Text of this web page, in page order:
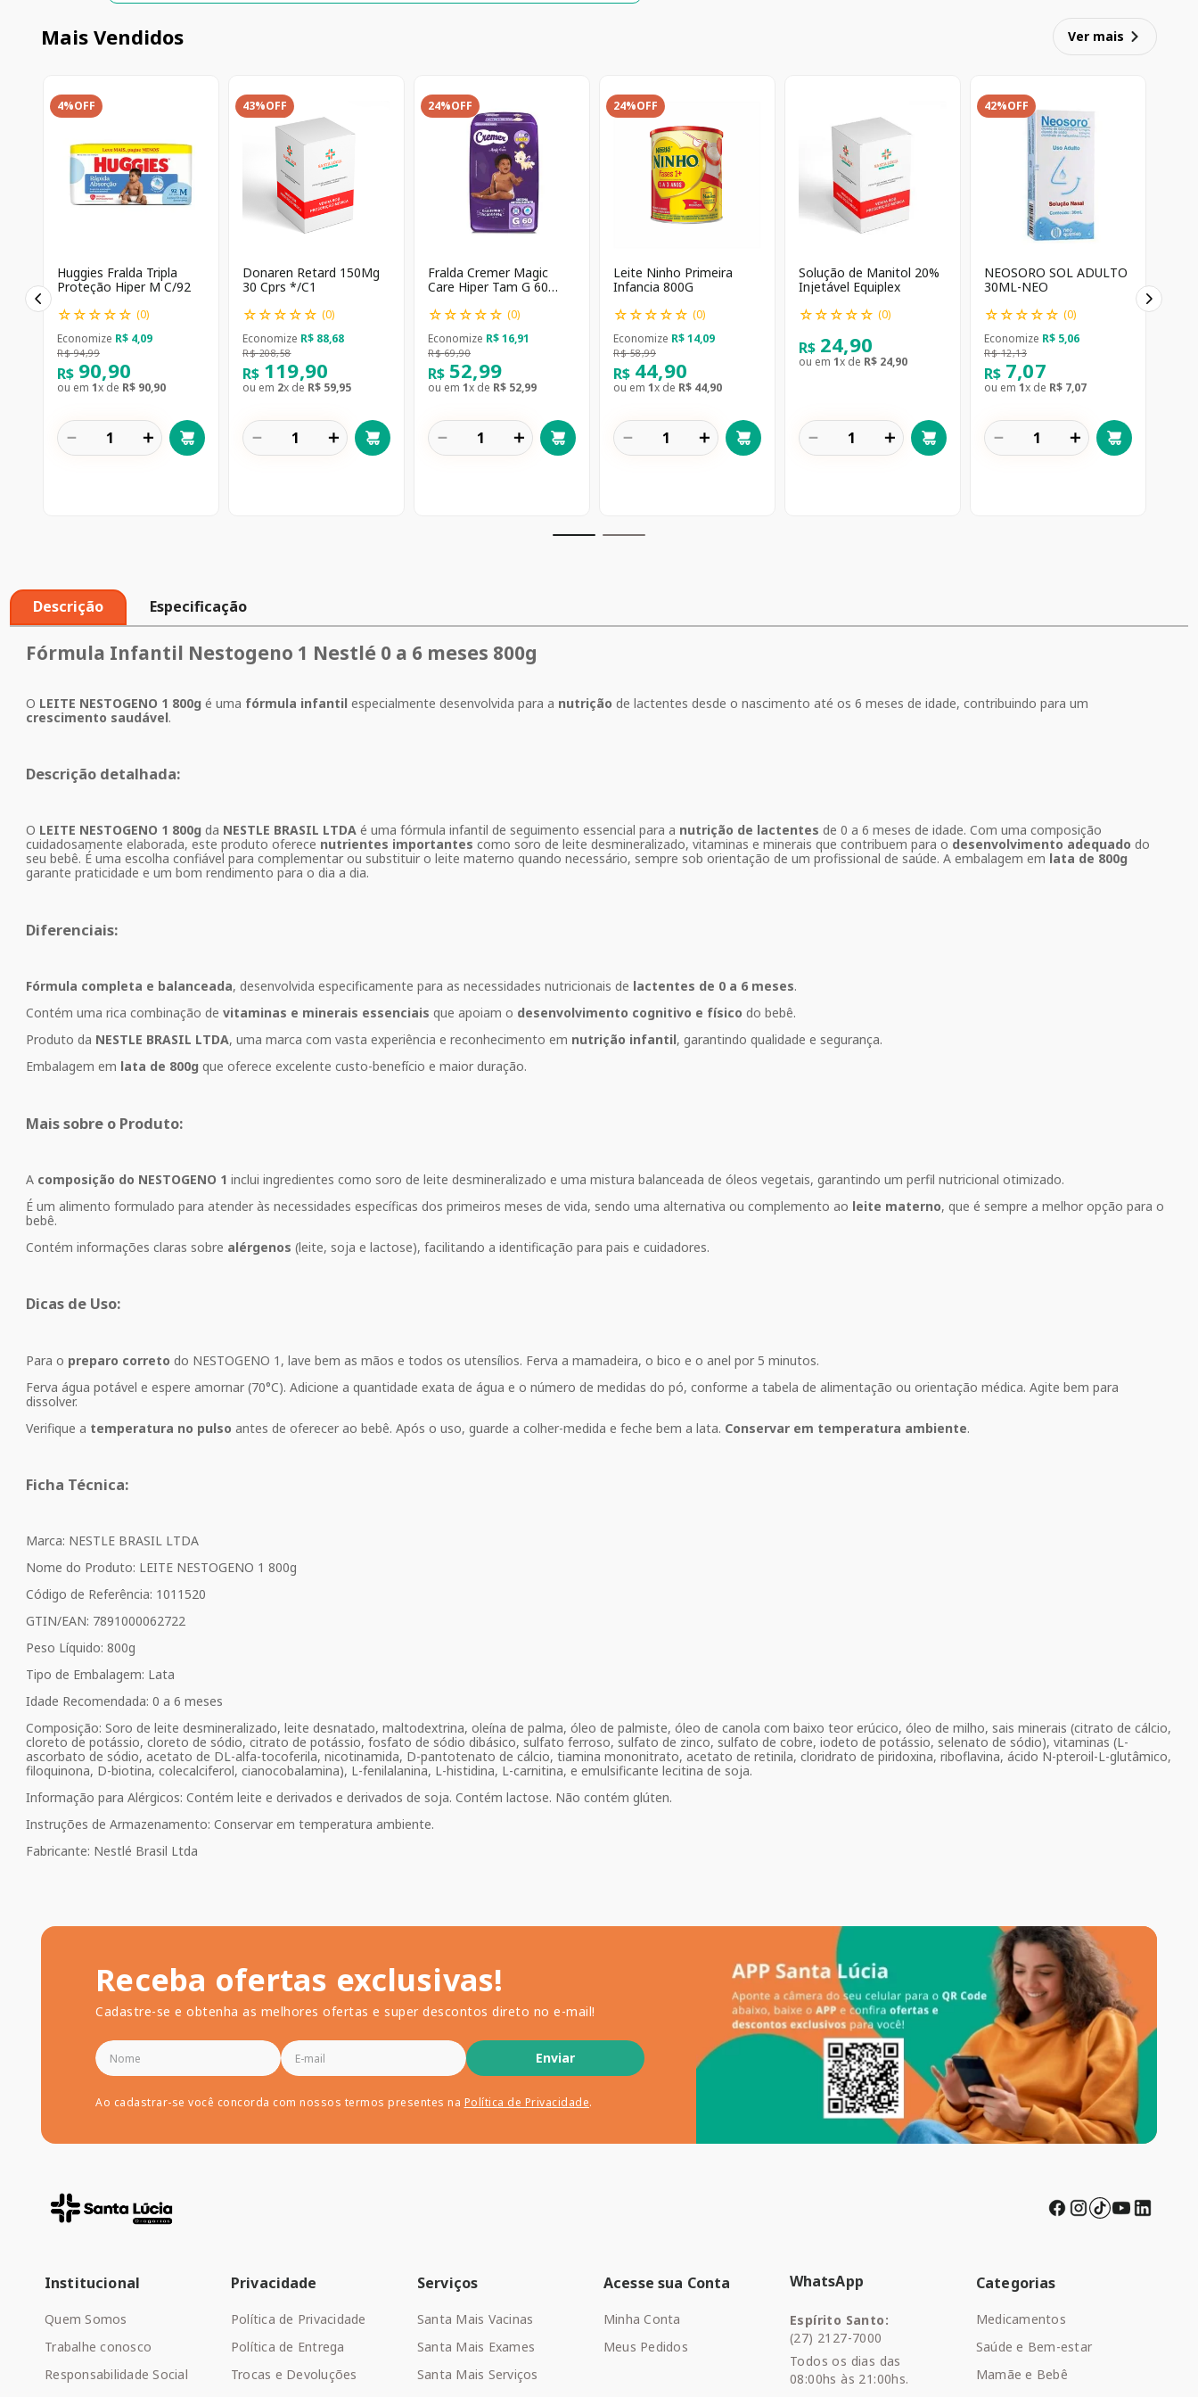
Mais Vendidos Ver mais
4%OFF
Huggies Fralda Tripla
Proteção Hiper M C/92
☆☆☆☆☆ (0)
Economize R$ 4,09
R$ 94,99
R$ 90,90
ou em 1x de R$ 90,90
＋
－
43%OFF
Donaren Retard 150Mg
30 Cprs */C1
☆☆☆☆☆ (0)
Economize R$ 88,68
R$ 208,58
R$ 119,90
ou em 2x de R$ 59,95
＋
－
24%OFF
Fralda Cremer Magic
Care Hiper Tam G 60
☆☆☆☆☆ (0)
Economize R$16,91
R$ 69,90
R$ 52,99
ou em 1x de R$ 52,99
＋
－
24%OFF
Leite Ninho Primeira
Infancia 800G
☆☆☆☆☆ (0)
Economize R$14,09
R$ 58,99
R$ 44,90
ou em 1x de R$ 44,90
＋
－
Solução de Manitol 20%
Injetável Equiplex
☆☆☆☆☆ (0)
R$ 24,90
ou em 1x de R$ 24,90
＋
－
42%OFF
NEOSORO SOL ADULTO
30ML-NEO
☆☆☆☆☆ (0)
Economize R$ 5,06
R$ 12,13
R$ 7,07
ou em 1x de R$ 7,07
＋
－
Descrição Especificação
Fórmula Infantil Nestogeno 1 Nestlé 0 a 6 meses 800g
O LEITE NESTOGENO 1 800g é uma fórmula infantil especialmente desenvolvida para a nutrição de lactentes desde o nascimento até os 6 meses de idade, contribuindo para um
crescimento saudável.
Descrição detalhada:
O LEITE NESTOGENO 1 800g da NESTLE BRASIL LTDA é uma fórmula infantil de seguimento essencial para a nutrição de lactentes de 0 a 6 meses de idade. Com uma composição
cuidadosamente elaborada, este produto oferece nutrientes importantes como soro de leite desmineralizado, vitaminas e minerais que contribuem para o desenvolvimento adequado do
seu bebê. É uma escolha confiável para complementar ou substituir o leite materno quando necessário, sempre sob orientação de um profissional de saúde. A embalagem em lata de 800g
garante praticidade e um bom rendimento para o dia a dia.
Diferenciais:
Fórmula completa e balanceada, desenvolvida especificamente para as necessidades nutricionais de lactentes de 0 a 6 meses.
Contém uma rica combinação de vitaminas e minerais essenciais que apoiam o desenvolvimento cognitivo e físico do bebê.
Produto da NESTLE BRASIL LTDA, uma marca com vasta experiência e reconhecimento em nutrição infantil, garantindo qualidade e segurança.
Embalagem em lata de 800g que oferece excelente custo-benefício e maior duração.
Mais sobre o Produto:
A composição do NESTOGENO 1 inclui ingredientes como soro de leite desmineralizado e uma mistura balanceada de óleos vegetais, garantindo um perfil nutricional otimizado.
É um alimento formulado para atender às necessidades específicas dos primeiros meses de vida, sendo uma alternativa ou complemento ao leite materno, que é sempre a melhor opção para o
bebê.
Contém informações claras sobre alérgenos (leite, soja e lactose), facilitando a identificação para pais e cuidadores.
Dicas de Uso:
Para o preparo correto do NESTOGENO 1, lave bem as mãos e todos os utensílios. Ferva a mamadeira, o bico e o anel por 5 minutos.
Ferva água potável e espere amornar (70°C). Adicione a quantidade exata de água e o número de medidas do pó, conforme a tabela de alimentação ou orientação médica. Agite bem para
dissolver.
Verifique a temperatura no pulso antes de oferecer ao bebê. Após o uso, guarde a colher-medida e feche bem a lata. Conservar em temperatura ambiente.
Ficha Técnica:
Marca: NESTLE BRASIL LTDA
Nome do Produto: LEITE NESTOGENO 1 800g
Código de Referência: 1011520
GTIN/EAN: 7891000062722
Peso Líquido: 800g
Tipo de Embalagem: Lata
Idade Recomendada: 0 a 6 meses
Composição: Soro de leite desmineralizado, leite desnatado, maltodextrina, oleína de palma, óleo de palmiste, óleo de canola com baixo teor erúcico, óleo de milho, sais minerais (citrato de cálcio,
cloreto de potássio, cloreto de sódio, citrato de potássio, fosfato de sódio dibásico, sulfato ferroso, sulfato de zinco, sulfato de cobre, iodeto de potássio, selenato de sódio), vitaminas (L-
ascorbato de sódio, acetato de DL-alfa-tocoferila, nicotinamida, D-pantotenato de cálcio, tiamina mononitrato, acetato de retinila, cloridrato de piridoxina, riboflavina, ácido N-pteroil-L-glutâmico,
filoquinona, D-biotina, colecalciferol, cianocobalamina), L-fenilalanina, L-histidina, L-carnitina, e emulsificante lecitina de soja.
Informação para Alérgicos: Contém leite e derivados e derivados de soja. Contém lactose. Não contém glúten.
Instruções de Armazenamento: Conservar em temperatura ambiente.
Fabricante: Nestlé Brasil Ltda
Receba ofertas exclusivas!
Cadastre-se e obtenha as melhores ofertas e super descontos direto no e-mail!
Enviar
Ao cadastrar-se você concorda com nossos termos presentes na Política de Privacidade.
Institucional
Quem Somos
Trabalhe conosco
Responsabilidade Social
Privacidade
Política de Privacidade
Política de Entrega
Trocas e Devoluções
Serviços
Santa Mais Vacinas
Santa Mais Exames
Santa Mais Serviços
Acesse sua Conta
Minha Conta
Meus Pedidos
WhatsApp
Espírito Santo:
(27) 2127-7000
Todos os dias das
08:00hs às 21:00hs.
Categorias
Medicamentos
Saúde e Bem-estar
Mamãe e Bebê